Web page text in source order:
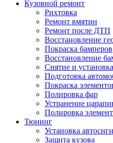
Кузовной ремонт
Рихтовка
Ремонт вмятин
Ремонт после ДТП
Восстановление
Покраска бамперов
Восстановление
Снятие и
Подготовка
Покраска
Полировка фар
Устранение
Полировка
Тюнинг
Установка
Защита кузова